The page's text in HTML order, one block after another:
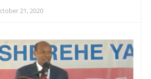
21, 2020